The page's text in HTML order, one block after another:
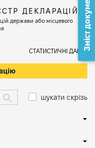
ДЕКЛАРАЦІЙ
держави або місцевого
СТАТИСТИЧНІ ДАНІ
шукати скрізь
Зміст документа